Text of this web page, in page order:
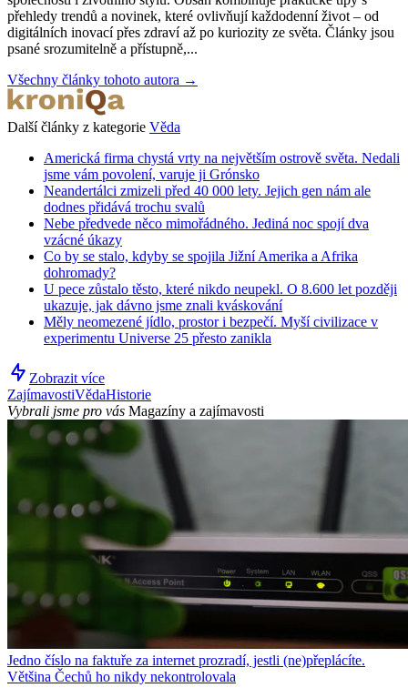
přehledy trendů a novinek, které ovlivňují každodenní život – od
digitálních inovací přes zdraví až po kuriozity ze světa. Články jsou
psané srozumitelně a přístupně,...
Všechny články tohoto autora →
Další články z kategorie Věda
Americká firma chystá vrty na největším ostrově světa. Nedali
jsme vám povolení, varuje ji Grónsko
Neandertálci zmizeli před 40 000 lety. Jejich gen nám ale
dodnes přidává trochu svalů
Nebe předvede něco mimořádného. Jediná noc spojí dva
vzácné úkazy
Co by se stalo, kdyby se spojila Jižní Amerika a Afrika
dohromady?
U pece zůstalo těsto, které nikdo neupekl. O 8.600 let později
ukazuje, jak dávno jsme znali kváskování
Měly neomezené jídlo, prostor i bezpečí. Myší civilizace v
experimentu Universe 25 přesto zanikla
Zobrazit více
ZajímavostiVědaHistorie
Vybrali jsme pro vás Magazíny a zajímavosti
Jedno číslo na faktuře za internet prozradí, jestli (ne)přeplácíte.
Většina Čechů ho nikdy nekontrolovala